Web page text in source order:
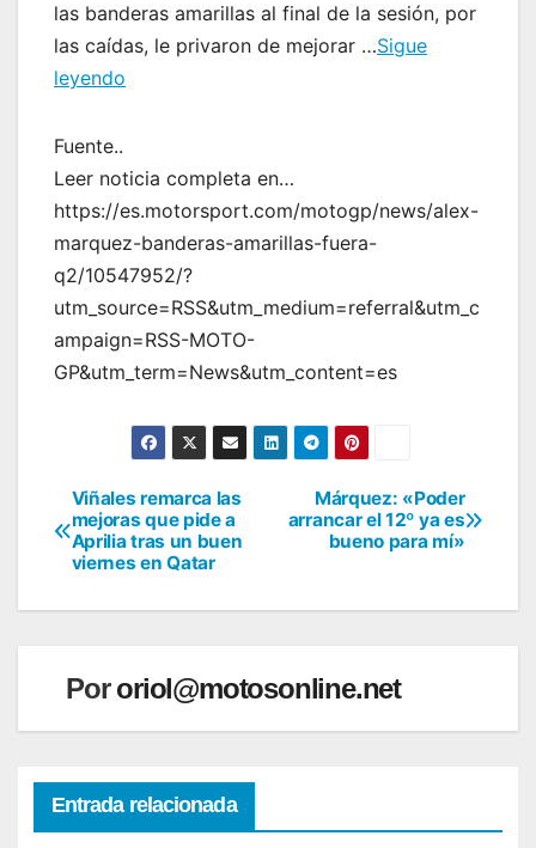
las banderas amarillas al final de la sesión, por
las caídas, le privaron de mejorar …Sigue
leyendo
Fuente..
Leer noticia completa en…
https://es.motorsport.com/motogp/news/alex-
marquez-banderas-amarillas-fuera-
q2/10547952/?
utm_source=RSS&utm_medium=referral&utm_c
ampaign=RSS-MOTO-
GP&utm_term=News&utm_content=es
Navegación
de
entradas
Márquez: «Poder
arrancar el 12º ya es
bueno para mí»
Viñales remarca las
mejoras que pide a
Aprilia tras un buen
viernes en Qatar
Pororiol@motosonline.net
Entrada relacionada